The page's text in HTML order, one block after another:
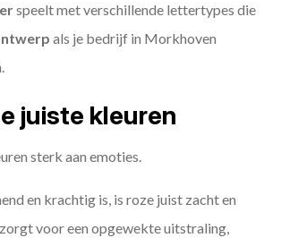
speelt met verschillende lettertypes die
als je bedrijf in Morkhoven
juiste kleuren
sterk aan emoties.
en krachtig is, is roze juist zacht en
voor een opgewekte uitstraling,